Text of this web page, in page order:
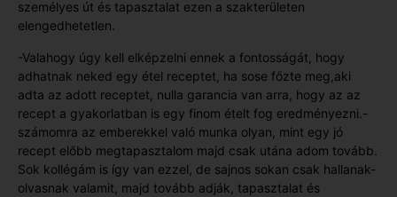
személyes út és tapasztalat ezen a szakterületen
elengedhetetlen.
-Valahogy úgy kell elképzelni ennek a fontosságát, hogy
adhatnak neked egy étel receptet, ha sose főzte meg,aki
adta az adott receptet, nulla garancia van arra, hogy az az
recept a gyakorlatban is egy finom ételt fog eredményezni.-
számomra az emberekkel való munka olyan, mint egy jó
recept előbb megtapasztalom majd csak utána adom tovább.
Sok kollégám is így van ezzel, de sajnos sokan csak hallanak-
olvasnak valamit, majd tovább adják, tapasztalat és